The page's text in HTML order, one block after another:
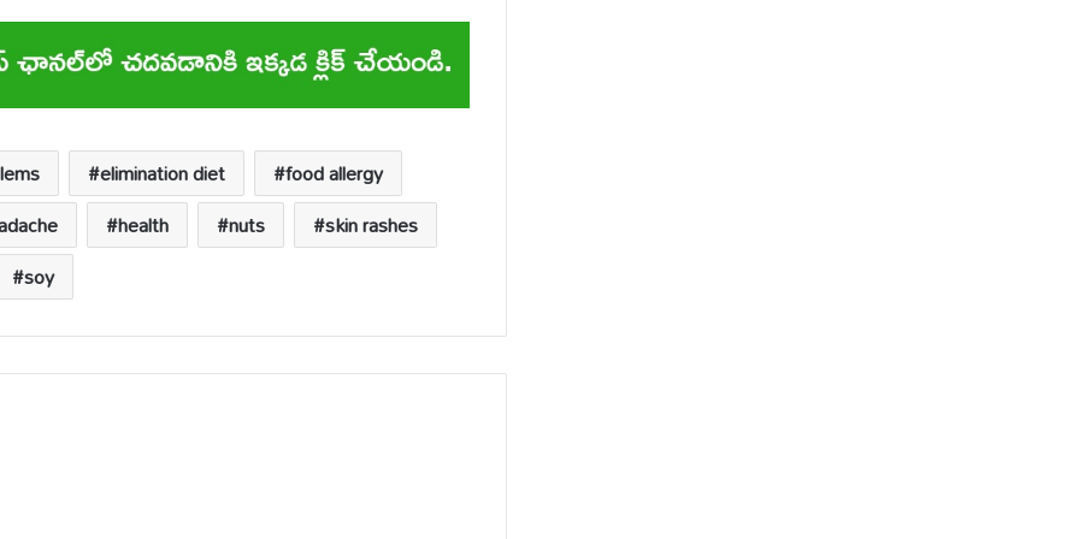
elimination diet
food allergy
health nuts
skin rashes
soy